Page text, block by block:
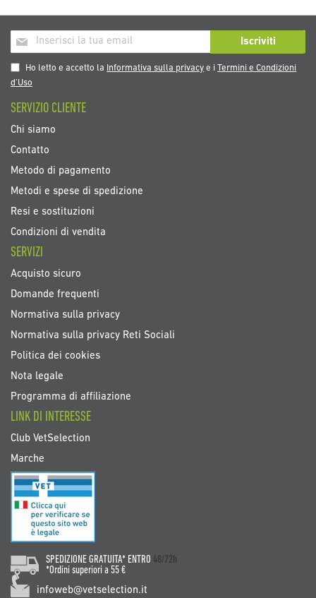
Iscriviti
alla
nostra
Newsletter:
Iscriviti
Ho letto e accetto la Informativa sulla privacy e iTermini e Condizioni
d’Uso
SERVIZIO CLIENTE
Chi siamo
Contatto
Metodo di pagamento
Metodi e spese di spedizione
Resi e sostituzioni
Condizioni di vendita
SERVIZI
Acquisto sicuro
Domande frequenti
Normativa sulla privacy
Normativa sulla privacy Reti Sociali
Politica dei cookies
Nota legale
Programma di affiliazione
LINK DI INTERESSE
Club VetSelection
Marche
SPEDIZIONE GRATUITA* ENTRO 48/72h
*Ordini superiori a 55 €
infoweb@vetselection.it